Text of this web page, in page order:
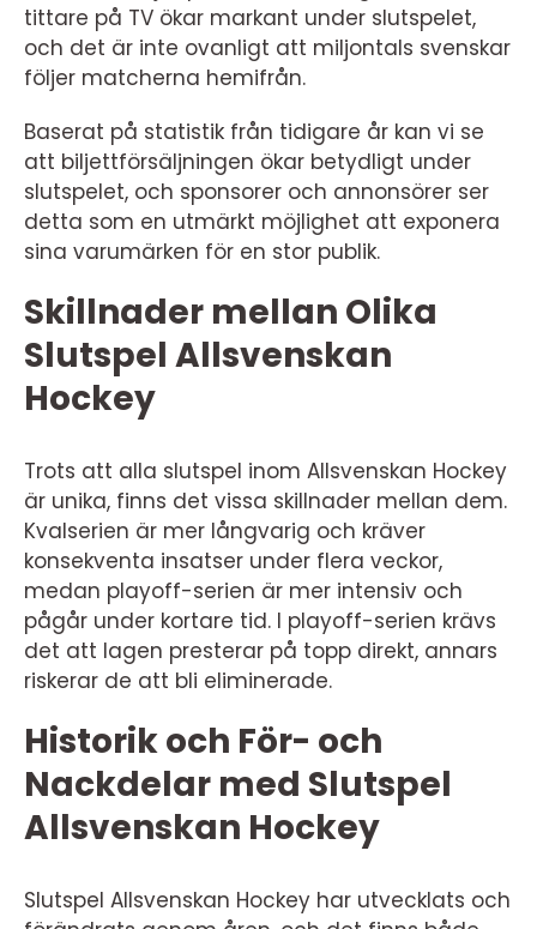
tittare på TV ökar markant under slutspelet,
och det är inte ovanligt att miljontals svenskar
följer matcherna hemifrån.
Baserat på statistik från tidigare år kan vi se
att biljettförsäljningen ökar betydligt under
slutspelet, och sponsorer och annonsörer ser
detta som en utmärkt möjlighet att exponera
sina varumärken för en stor publik.
Skillnader mellan Olika
Slutspel Allsvenskan
Hockey
Trots att alla slutspel inom Allsvenskan Hockey
är unika, finns det vissa skillnader mellan dem.
Kvalserien är mer långvarig och kräver
konsekventa insatser under flera veckor,
medan playoff-serien är mer intensiv och
pågår under kortare tid. I playoff-serien krävs
det att lagen presterar på topp direkt, annars
riskerar de att bli eliminerade.
Historik och För- och
Nackdelar med Slutspel
Allsvenskan Hockey
Slutspel Allsvenskan Hockey har utvecklats och